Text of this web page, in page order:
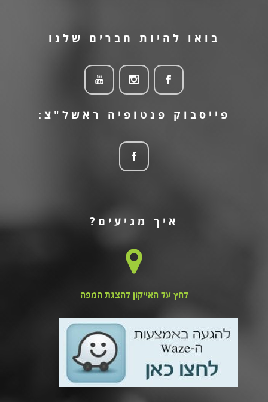
בואו להיות חברים שלנו
פייסבוק פנטופיה ראשל"צ:
איך מגיעים?
לחץ על האייקון להצגת המפה